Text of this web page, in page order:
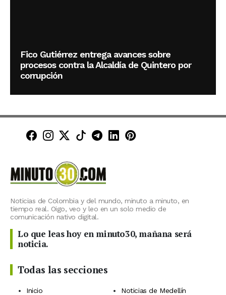
Fico Gutiérrez entrega avances sobre
procesos contra la Alcaldía de Quintero por
corrupción
Minuto30 en Facebook
Minuto30 en Instagram
Minuto30 en X (Twitter)
Minuto30 en TikTok
Canal de Minuto30 en
Minuto30 en LinkedIn
Minuto30 en
Noticias de Colombia y del mundo, minuto a minuto, en
tiempo real. Oigo, veo y leo en un solo medio de
comunicación nativo digital.
Lo que leas hoy en minuto30, mañana será
noticia.
Todas las secciones
Inicio
Noticias de Medellín